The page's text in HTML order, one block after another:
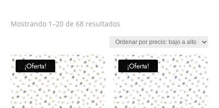
Mostrando 1–20 de 68 resultados
precio:
bajo
alto
¡Oferta! ¡Oferta!